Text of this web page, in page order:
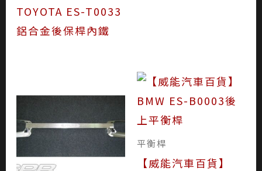
TOYOTA ES-T0033
鋁合金後保桿內鐵
平衡桿
【威能汽車百貨】